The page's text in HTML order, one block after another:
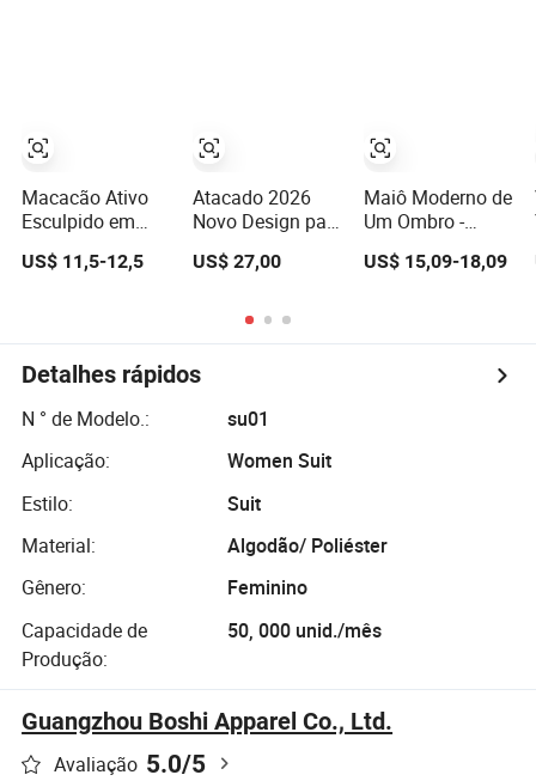
Macacão Ativo
Esculpido em
Design com
Zíper
US$ 11,5-12,5
Atacado 2026
Novo Design para
para Esportes
Ajuste
Confortável
Qualidade
Premium Perfeito
para o Dia a Dia
US$ 27,00
Maiô Moderno de
Um Ombro -
US$ 15,09-18,09
Detalhes rápidos
N ° de Modelo.:
su01
Aplicação:
Women Suit
Estilo:
Suit
Material:
Algodão/ Poliéster
Gênero:
Feminino
Capacidade de
Produção:
50, 000 unid./mês
Guangzhou Boshi Apparel Co., Ltd.
Avaliação 5.0/5